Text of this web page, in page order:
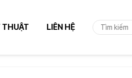
THUẬT LIÊN HỆ